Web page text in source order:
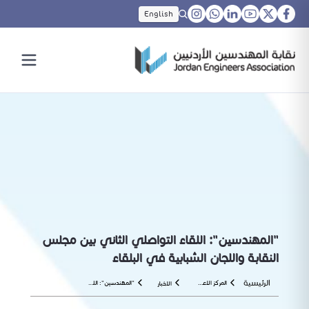
English
"المهندسين": اللقاء التواصلي الثاني بين مجلس
النقابة واللجان الشبابية في البلقاء
الرئيسية الاخبار "المهندسين": اللقاء التواصلي الثاني بين مجلس النقابة واللجان الشبابية في البلقاء